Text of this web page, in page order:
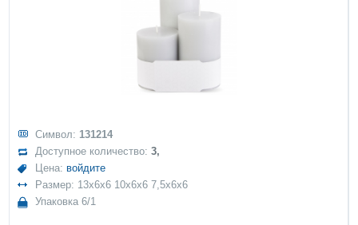
Символ: 131214
Доступное количество:3,
Цена: войдите
Размер: 13x6x6 10x6x6 7,5x6x6
Упаковка 6/1